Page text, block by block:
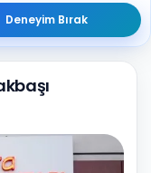
Deneyim Bırak
Fotoğraf